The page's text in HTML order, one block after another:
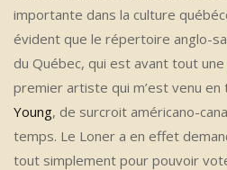
importante dans la culture
évident que le répertoire anglo-
du Québec, qui est avant tout une
premier artiste qui m’est venu en
Young, de surcroit américano-
temps. Le Loner a en effet
tout simplement pour pouvoir